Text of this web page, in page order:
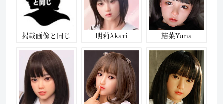
掲載画像と同じ 明莉Akari 結菜Yuna